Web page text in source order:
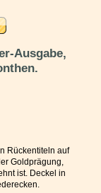
Ausgabe,
Rückentiteln auf
Goldprägung,
ist. Deckel in